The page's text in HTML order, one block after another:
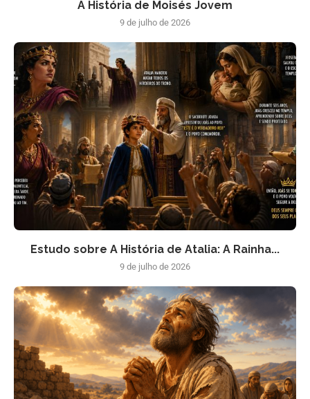
A História de Moisés Jovem
9 de julho de 2026
Estudo sobre A História de Atalia: A Rainha...
9 de julho de 2026